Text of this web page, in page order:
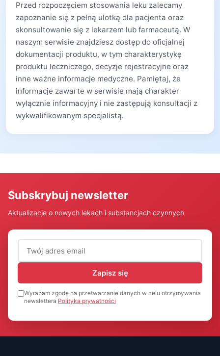
Przed rozpoczęciem stosowania leku zalecamy
zapoznanie się z pełną ulotką dla pacjenta oraz
skonsultowanie się z lekarzem lub farmaceutą. W
naszym serwisie znajdziesz dostęp do oficjalnej
dokumentacji produktu, w tym charakterystykę
produktu leczniczego, decyzje rejestracyjne oraz
inne ważne informacje medyczne. Pamiętaj, że
informacje zawarte w serwisie mają charakter
wyłącznie informacyjny i nie zastępują konsultacji z
wykwalifikowanym specjalistą.
Subskrybuj newsletter
Aktualizacje o nowych lekach i substancjach czynnych
Adres email (wymagany)
Zapisz się
Wyrażam zgodę na przetwarzanie danych w celu otrzymywania
newslettera Polityka prywatności